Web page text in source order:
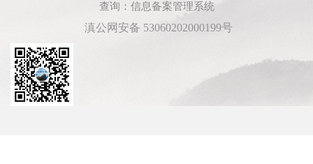
查询： 信息备案管理系统
滇公网安备 53060202000199号